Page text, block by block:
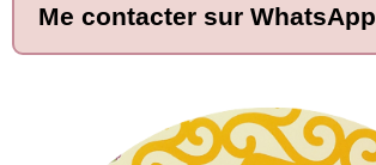
Me contacter sur WhatsApp